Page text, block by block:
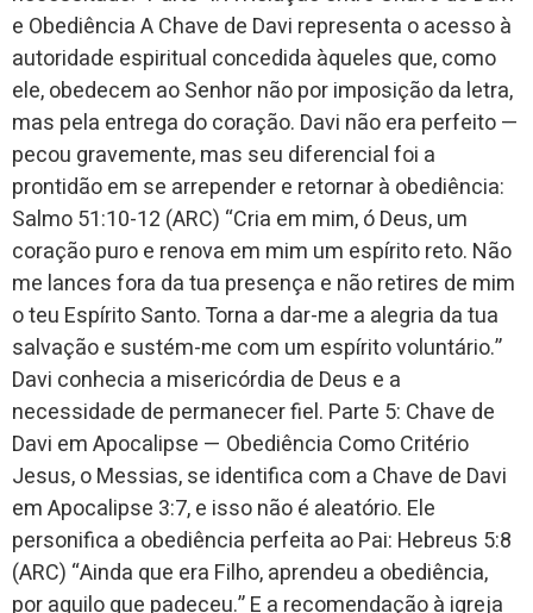
e Obediência A Chave de Davi representa o acesso à
autoridade espiritual concedida àqueles que, como
ele, obedecem ao Senhor não por imposição da letra,
mas pela entrega do coração. Davi não era perfeito —
pecou gravemente, mas seu diferencial foi a
prontidão em se arrepender e retornar à obediência:
Salmo 51:10-12 (ARC) “Cria em mim, ó Deus, um
coração puro e renova em mim um espírito reto. Não
me lances fora da tua presença e não retires de mim
o teu Espírito Santo. Torna a dar-me a alegria da tua
salvação e sustém-me com um espírito voluntário.”
Davi conhecia a misericórdia de Deus e a
necessidade de permanecer fiel. Parte 5: Chave de
Davi em Apocalipse — Obediência Como Critério
Jesus, o Messias, se identifica com a Chave de Davi
em Apocalipse 3:7, e isso não é aleatório. Ele
personifica a obediência perfeita ao Pai: Hebreus 5:8
(ARC) “Ainda que era Filho, aprendeu a obediência,
por aquilo que padeceu.” E a recomendação à igreja